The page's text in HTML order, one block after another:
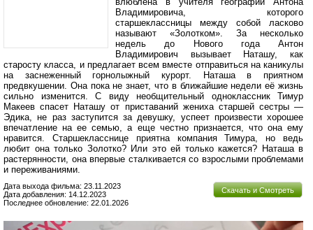
Владимировича, которого
старшеклассницы между собой ласково
называют «Золотком». За несколько
недель до Нового года Антон
Владимирович вызывает Наташу, как
старосту класса, и предлагает всем вместе отправиться на каникулы
на заснеженный горнолыжный курорт. Наташа в приятном
предвкушении. Она пока не знает, что в ближайшие недели её жизнь
сильно изменится. С виду необщительный одноклассник Тимур
Макеев спасет Наташу от приставаний жениха старшей сестры —
Эдика, не раз заступится за девушку, успеет произвести хорошее
впечатление на ее семью, а еще честно признается, что она ему
нравится. Старшекласснице приятна компания Тимура, но ведь
любит она только Золотко? Или это ей только кажется? Наташа в
растерянности, она впервые сталкивается со взрослыми проблемами
и переживаниями.
Скачать и Смотреть
Дата выхода фильма: 23.11.2023
Дата добавления: 14.12.2023
Последнее обновление: 22.01.2026